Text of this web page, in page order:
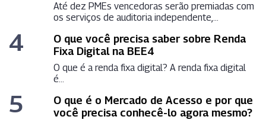
Até dez PMEs vencedoras serão premiadas com
os serviços de auditoria independente,...
4
O que você precisa saber sobre Renda
Fixa Digital na BEE4
O que é a renda fixa digital? A renda fixa digital
é...
5
O que é o Mercado de Acesso e por que
você precisa conhecê-lo agora mesmo?